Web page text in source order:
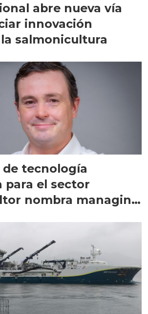
abre nueva vía
innovación
salmonicultura
de tecnología
para el sector
nombra managing